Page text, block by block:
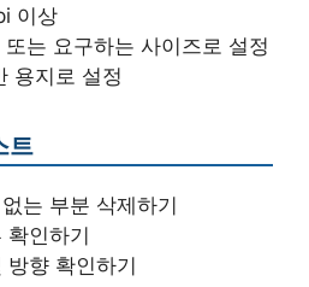
이상
는 요구하는 사이즈로 설정
용지로 설정
트
는 부분 삭제하기
확인하기
향 확인하기